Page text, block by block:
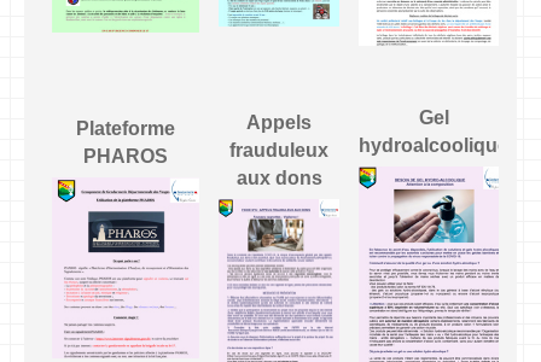
Plateforme
PHAROS
Appels
frauduleux
aux dons
Gel
hydroalcoolique